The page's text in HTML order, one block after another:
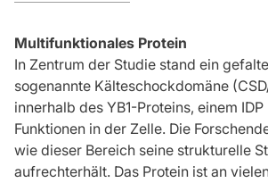
Multifunktionales Protein
In Zentrum der Studie stand ein
sogenannte Kälteschockdomäne
innerhalb des YB1-Proteins, einem
Funktionen in der Zelle. Die
wie dieser Bereich seine strukturelle
aufrechterhält. Das Protein ist an